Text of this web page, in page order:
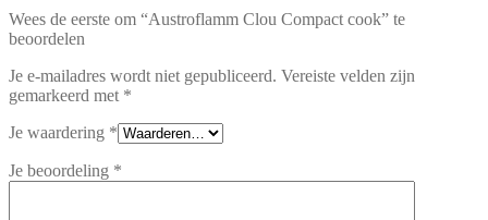
Wees de eerste om “Austroflamm Clou Compact cook” te
beoordelen
Je e-mailadres wordt niet gepubliceerd. Vereiste velden zijn
gemarkeerd met *
Je waardering *
Je beoordeling *